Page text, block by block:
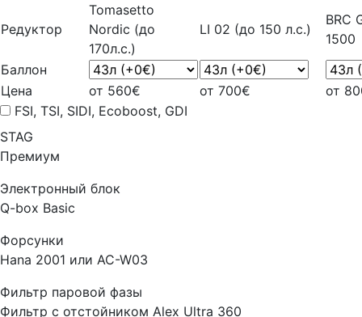
Редуктор
Tomasetto
Nordic (до
170л.с.)
LI 02 (до 150 л.с.)
BRC
1500
Баллон
Цена
от 560€ от 700€
от
FSI, TSI, SIDI, Ecoboost, GDI
STAG
Премиум
Электронный блок
Q-box Basic
Форсунки
Hana 2001 или AC-W03
Фильтр паровой фазы
Фильтр с отстойником Alex Ultra 360